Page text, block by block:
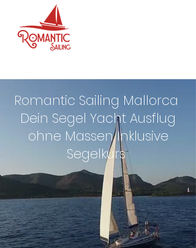
Romantic Sailing Mallorca
Dein Segel Yacht Ausflug
ohne Massen Inklusive
Segelkurs